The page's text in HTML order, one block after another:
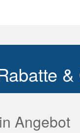
Angebot